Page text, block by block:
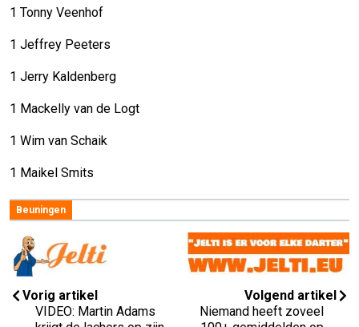
1 Tonny Veenhof
1 Jeffrey Peeters
1 Jerry Kaldenberg
1 Mackelly van de Logt
1 Wim van Schaik
1 Maikel Smits
Beuningen
Vorig artikel
VIDEO: Martin Adams
Volgend artikel
Niemand heeft zoveel